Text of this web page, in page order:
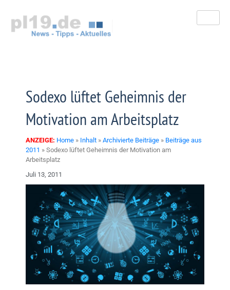
springen
Sodexo lüftet Geheimnis der
Motivation am Arbeitsplatz
ANZEIGE: Home » Inhalt » Archivierte Beiträge » Beiträge aus
2011 » Sodexo lüftet Geheimnis der Motivation am
Arbeitsplatz
Juli 13, 2011